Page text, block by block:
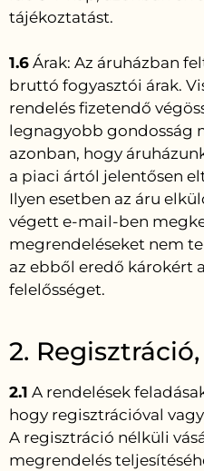
tájékoztatást.
1.6 Árak: Az áruházban
bruttó fogyasztói árak.
rendelés fizetendő
legnagyobb gondosság
azonban, hogy
a piaci ártól jelentősen
Ilyen esetben az áru
végett e-mail-ben
megrendeléseket nem
az ebből eredő károkért
felelősséget.
2.
2.1 A rendelések
hogy regisztrációval
A regisztráció nélküli
megrendelés